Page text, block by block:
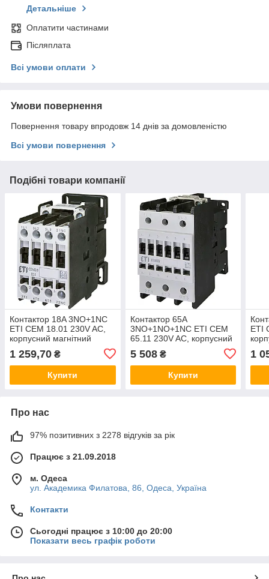
Детальніше
Оплатити частинами
Післяплата
Всі умови оплати
Умови повернення
Повернення товару впродовж 14 днів за домовленістю
Всі умови повернення
Подібні товари компанії
Контактор 18A 3NO+1NC
ETI CEM 18.01 230V AC,
корпусний магнітний
CEM18.01-230V-50/60Hz
1 259,70 ₴
Купити
Контактор 65A
3NO+1NO+1NC ETI CEM
65.11 230V AC, корпусний
магнітний пускач силовий,
CEM65.11-230V-50/60Hz
5 508₴
Купити
ETI
1
Про нас
97% позитивних з 2278 відгуків за рік
Працює з 21.09.2018
м. Одеса
ул. Академика Филатова, 86, Одеса, Україна
Контакти
Сьогодні працює з 10:00 до 20:00
Показати весь графік роботи